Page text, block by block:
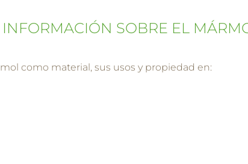
INFORMACIÓN SOBRE EL
como material, sus usos y propiedad en: